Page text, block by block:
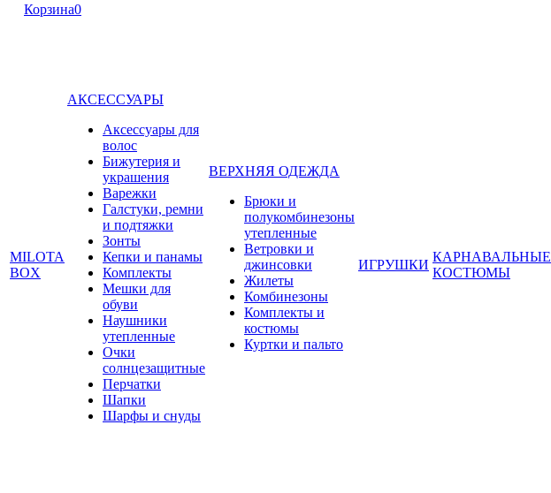
Корзина0
MILOTA
BOX
АКСЕССУАРЫ
Аксессуары для
волос
Бижутерия и
украшения
Варежки
Галстуки, ремни
и подтяжки
Зонты
Кепки и панамы
Комплекты
Мешки для
обуви
Наушники
утепленные
Очки
солнцезащитные
Перчатки
Шапки
Шарфы и снуды
ВЕРХНЯЯ ОДЕЖДА
Брюки и
полукомбинезоны
утепленные
Ветровки и
джинсовки
Жилеты
Комбинезоны
Комплекты и
костюмы
Куртки и пальто
ИГРУШКИ
КАРНАВАЛЬНЫЕ
КОСТЮМЫ